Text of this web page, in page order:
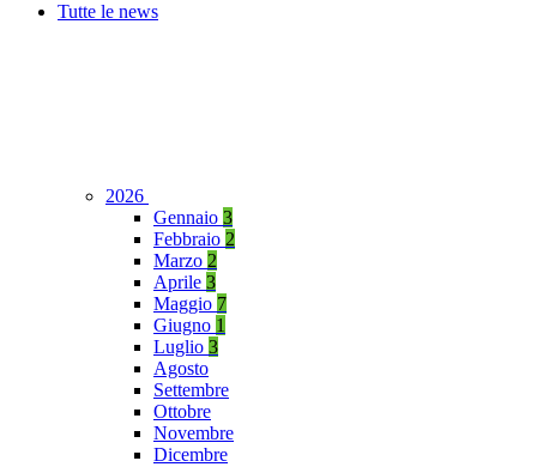
Tutte le news
2026
Gennaio 3
Febbraio 2
Marzo 2
Aprile 3
Maggio 7
Giugno 1
Luglio 3
Agosto
Settembre
Ottobre
Novembre
Dicembre